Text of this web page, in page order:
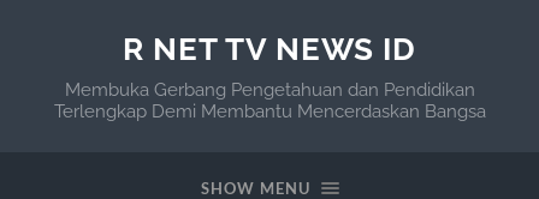
R NET TV NEWS ID
Membuka Gerbang Pengetahuan dan Pendidikan
Terlengkap Demi Membantu Mencerdaskan Bangsa
SHOW MENU